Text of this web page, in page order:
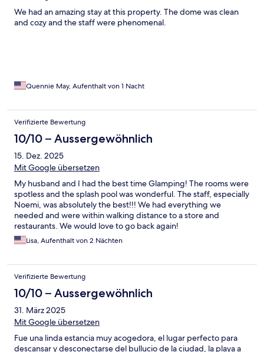
We had an amazing stay at this property. The dome was clean
and cozy and the staff were phenomenal.
Quennie May, Aufenthalt von 1 Nacht
Verifizierte Bewertung
10/10 – Aussergewöhnlich
15. Dez. 2025
Mit Google übersetzen
My husband and I had the best time Glamping! The rooms were
spotless and the splash pool was wonderful. The staff, especially
Noemi, was absolutely the best!!! We had everything we
needed and were within walking distance to a store and
restaurants. We would love to go back again!
Lisa, Aufenthalt von 2 Nächten
Verifizierte Bewertung
10/10 – Aussergewöhnlich
31. März 2025
Mit Google übersetzen
Fue una linda estancia muy acogedora, el lugar perfecto para
descansar y desconectarse del bullucio de la ciudad, la playa a